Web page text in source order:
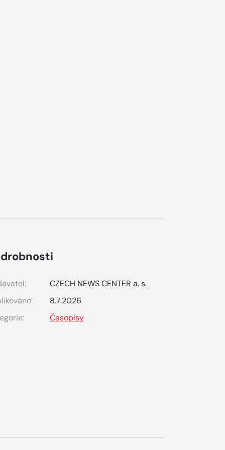
CZECH NEWS CENTER a. s.
8.7.2026
Časopisy